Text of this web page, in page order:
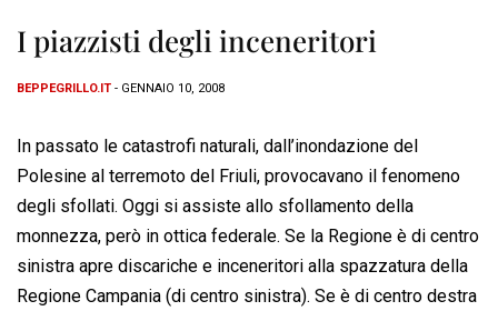
I piazzisti degli inceneritori
BEPPEGRILLO.IT - GENNAIO 10, 2008
In passato le catastrofi naturali, dall’inondazione del
Polesine al terremoto del Friuli, provocavano il fenomeno
degli sfollati. Oggi si assiste allo sfollamento della
monnezza, però in ottica federale. Se la Regione è di centro
sinistra apre discariche e inceneritori alla spazzatura della
Regione Campania (di centro sinistra). Se è di centro destra